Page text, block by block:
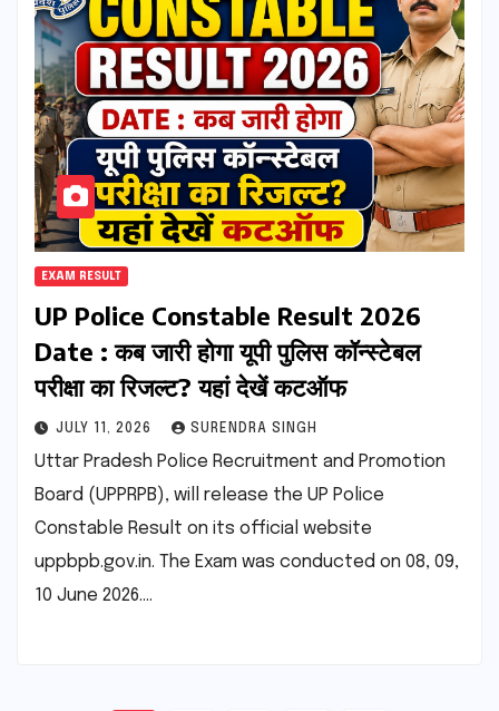
EXAM RESULT
UP Police Constable Result 2026
Date : कब जारी होगा यूपी पुलिस कॉन्स्टेबल
परीक्षा का रिजल्ट? यहां देखें कटऑफ
JULY 11, 2026 SURENDRA SINGH
Uttar Pradesh Police Recruitment and Promotion
Board (UPPRPB), will release the UP Police
Constable Result on its official website
uppbpb.gov.in. The Exam was conducted on 08, 09,
10 June 2026.…